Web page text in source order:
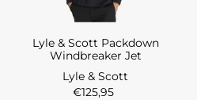
Lyle & Scott Packdown
Windbreaker Jet
Lyle & Scott
€125,95